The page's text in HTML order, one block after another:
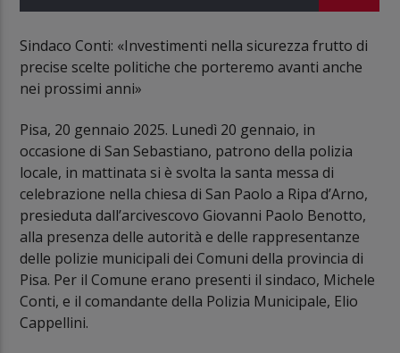
Sindaco Conti: «Investimenti nella sicurezza frutto di
precise scelte politiche che porteremo avanti anche
nei prossimi anni»
Pisa, 20 gennaio 2025. Lunedì 20 gennaio, in
occasione di San Sebastiano, patrono della polizia
locale, in mattinata si è svolta la santa messa di
celebrazione nella chiesa di San Paolo a Ripa d’Arno,
presieduta dall’arcivescovo Giovanni Paolo Benotto,
alla presenza delle autorità e delle rappresentanze
delle polizie municipali dei Comuni della provincia di
Pisa. Per il Comune erano presenti il sindaco, Michele
Conti, e il comandante della Polizia Municipale, Elio
Cappellini.